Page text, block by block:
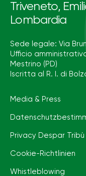
Triveneto,
Lombardia
Sede legale: Via
Ufficio
Mestrino (PD)
Iscritta al R. I. di
Media & Press
Privacy Despar Tribù
Cookie-Richtlinien
Whistleblowing